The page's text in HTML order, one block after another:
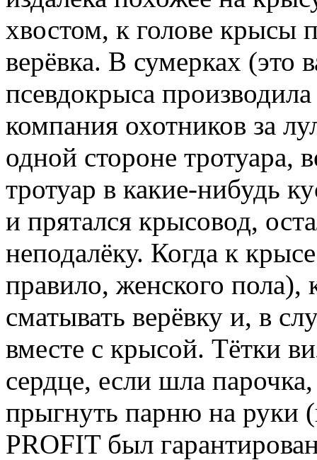
хвостом, к голове крысы
верёвка. В сумерках (это
псевдокрыса
компания охотников за
одной стороне тротуара,
тротуар в какие-нибудь
и прятался крысовод,
неподалёку. Когда к
правило, женского пола),
сматывать верёвку и, в
вместе с крысой. Тётки
сердце, если шла
прыгнуть парню на руки
PROFIT был